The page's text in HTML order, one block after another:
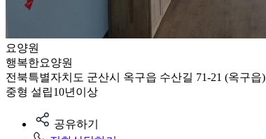
요양원
행복한요양원
전북특별자치도 군산시 옥구읍 수산길 71-21 (옥구읍)
중형 설립10년이상
공유하기